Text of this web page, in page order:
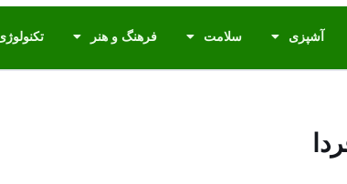
آشپزی سلامت فرهنگ و هنر